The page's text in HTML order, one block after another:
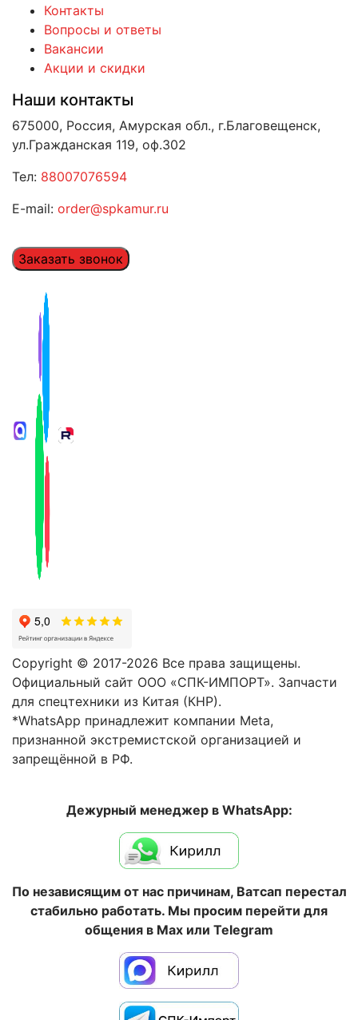
Контакты
Вопросы и ответы
Вакансии
Акции и скидки
Наши контакты
675000, Россия, Амурская обл., г.Благовещенск,
ул.Гражданская 119, оф.302
Тел: 88007076594
E-mail: order@spkamur.ru
Заказать звонок
Copyright © 2017-2026 Все права защищены.
Официальный сайт ООО «СПК-ИМПОРТ». Запчасти
для спецтехники из Китая (КНР).
*WhatsApp принадлежит компании Meta,
признанной экстремистской организацией и
запрещённой в РФ.
Дежурный менеджер в WhatsApp:
По независящим от нас причинам, Ватсап перестал
стабильно работать. Мы просим перейти для
общения в Max или Telegram